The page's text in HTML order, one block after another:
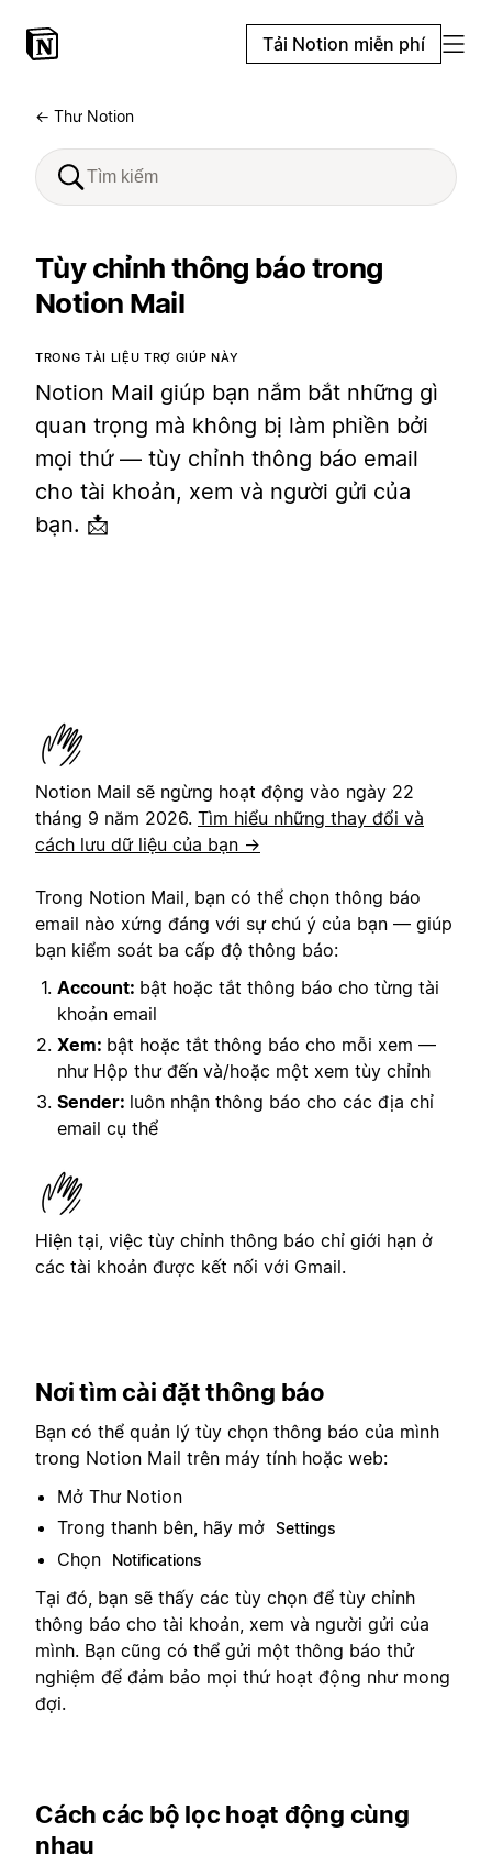
Tải Notion miễn phí
← Thư Notion
Tùy chỉnh thông báo trong
Notion Mail
TRONG TÀI LIỆU TRỢ GIÚP NÀY
Notion Mail giúp bạn nắm bắt những gì
quan trọng mà không bị làm phiền bởi
mọi thứ — tùy chỉnh thông báo email
cho tài khoản, xem và người gửi của
bạn. 📩
Notion Mail sẽ ngừng hoạt động vào ngày 22
tháng 9 năm 2026. Tìm hiểu những thay đổi và
cách lưu dữ liệu của bạn →
Trong Notion Mail, bạn có thể chọn thông báo
email nào xứng đáng với sự chú ý của bạn — giúp
bạn kiểm soát ba cấp độ thông báo:
Account: bật hoặc tắt thông báo cho từng tài
khoản email
Xem: bật hoặc tắt thông báo cho mỗi xem —
như Hộp thư đến và/hoặc một xem tùy chỉnh
Sender: luôn nhận thông báo cho các địa chỉ
email cụ thể
Hiện tại, việc tùy chỉnh thông báo chỉ giới hạn ở
các tài khoản được kết nối với Gmail.
Nơi tìm cài đặt thông báo
Bạn có thể quản lý tùy chọn thông báo của mình
trong Notion Mail trên máy tính hoặc web:
Mở Thư Notion
Trong thanh bên, hãy mở Settings
Chọn Notifications
Tại đó, bạn sẽ thấy các tùy chọn để tùy chỉnh
thông báo cho tài khoản, xem và người gửi của
mình. Bạn cũng có thể gửi một thông báo thử
nghiệm để đảm bảo mọi thứ hoạt động như mong
đợi.
Cách các bộ lọc hoạt động cùng
nhau